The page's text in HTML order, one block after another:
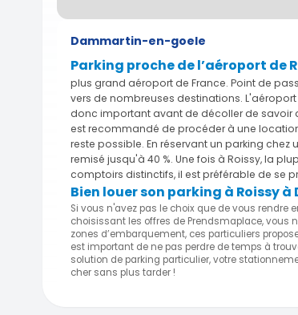
Dammartin-en-goele
Parking proche de l’aéroport de
plus grand aéroport de France. Point de
vers de nombreuses destinations.
donc important avant de décoller de savoir
est recommandé de procéder à une
reste possible. En réservant un parking
remisé jusqu'à 40 %. Une fois à Roissy, la
comptoirs distinctifs, il est préférable de se
Bien louer son parking à Roissy
Si vous n'avez pas le choix que de vous rendre
choisissant les offres de Prendsmaplace, vous
zones d’embarquement, ces particuliers
est important de ne pas perdre de temps à
solution de parking particulier, votre
cher sans plus tarder !